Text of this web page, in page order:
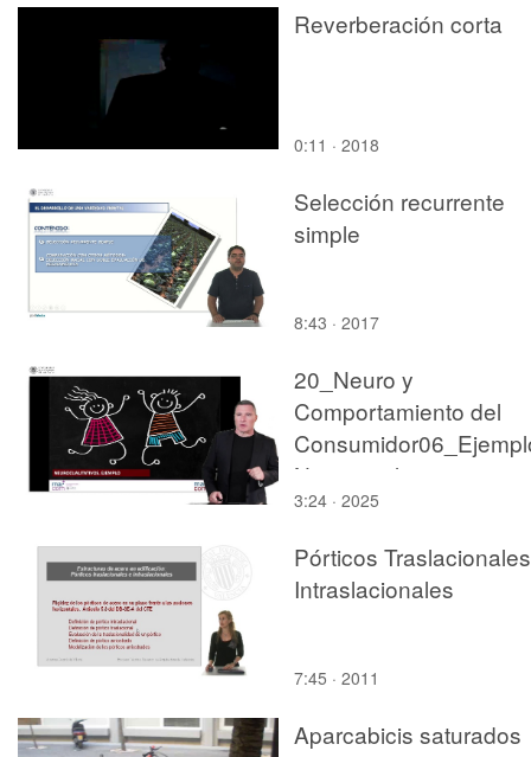
Reverberación corta
0:11 · 2018
Selección recurrente
simple
8:43 · 2017
20_Neuro y
Comportamiento del
Neurocualitativos
3:24 · 2025
Pórticos
Intraslacionales
7:45 · 2011
Aparcabicis saturados